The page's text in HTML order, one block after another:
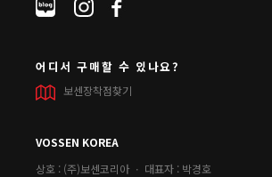
어디서 구매할 수 있나요?
보센장착점찾기
VOSSEN KOREA
상호 : (주)보센코리아 ㆍ 대표자 : 박경호